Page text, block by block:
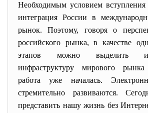
Необходимым условием
интеграция России в
рынок. Поэтому, говоря о
российского рынка, в качестве
этапов можно выделить
инфраструктуру мирового
работа уже началась.
стремительно развиваются.
представить нашу жизнь без